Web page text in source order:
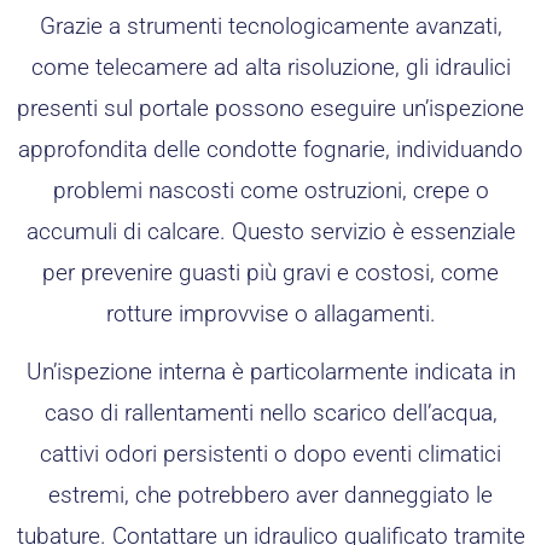
Grazie a strumenti tecnologicamente avanzati,
come telecamere ad alta risoluzione, gli idraulici
presenti sul portale possono eseguire un’ispezione
approfondita delle condotte fognarie, individuando
problemi nascosti come ostruzioni, crepe o
accumuli di calcare. Questo servizio è essenziale
per prevenire guasti più gravi e costosi, come
rotture improvvise o allagamenti.
Un’ispezione interna è particolarmente indicata in
caso di rallentamenti nello scarico dell’acqua,
cattivi odori persistenti o dopo eventi climatici
estremi, che potrebbero aver danneggiato le
tubature. Contattare un idraulico qualificato tramite